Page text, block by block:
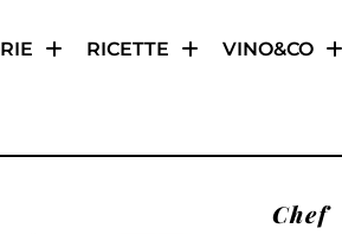
RICETTE VINO&CO
Chef